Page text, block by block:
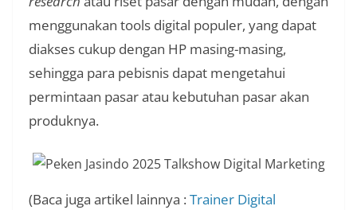
menggunakan tools digital populer, yang dapat
diakses cukup dengan HP masing-masing,
sehingga para pebisnis dapat mengetahui
permintaan pasar atau kebutuhan pasar akan
produknya.
(Baca juga artikel lainnya :Trainer Digital